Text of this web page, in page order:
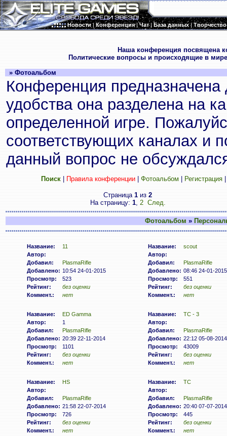
Новости|Конференция|Чат|База данных|Творчество
Наша конференция посвящена
Политические вопросы и происходящие в
» Фотоальбом
Конференция
удобства она разделена на
определенной игре.
соответствующих каналах и
данный вопрос не
Поиск| Правила конференции| Фотоальбом Регистрация
Страница 1 из 2
На страницу: 1, 2 След.
Фотоальбом »
Название:
11
Автор:
Добавил:
PlasmaRifle
Добавлено: 10:54 24-01-2015
Просмотр:
523
Рейтинг:
без оценки
Коммент.:
нет
Название:
scout
Автор:
Добавил:
PlasmaRifle
Добавлено: 08:46 24-01-2015
Просмотр:
551
Рейтинг:
без оценки
Коммент.:
нет
Название:
ED Gamma
Автор:
1
Добавил:
PlasmaRifle
Добавлено: 20:39 22-11-2014
Просмотр:
1101
Рейтинг:
без оценки
Коммент.:
нет
Название:
ТС - 3
Автор:
Добавил:
PlasmaRifle
Добавлено: 22:12 05-08-2014
Просмотр:
43009
Рейтинг:
без оценки
Коммент.:
нет
Название:
HS
Автор:
Добавил:
PlasmaRifle
Добавлено: 21:58 22-07-2014
Просмотр:
726
Рейтинг:
без оценки
Коммент.:
нет
Название:
ТС
Автор:
Добавил:
PlasmaRifle
Добавлено: 20:40 07-07-2014
Просмотр:
445
Рейтинг:
без оценки
Коммент.:
нет